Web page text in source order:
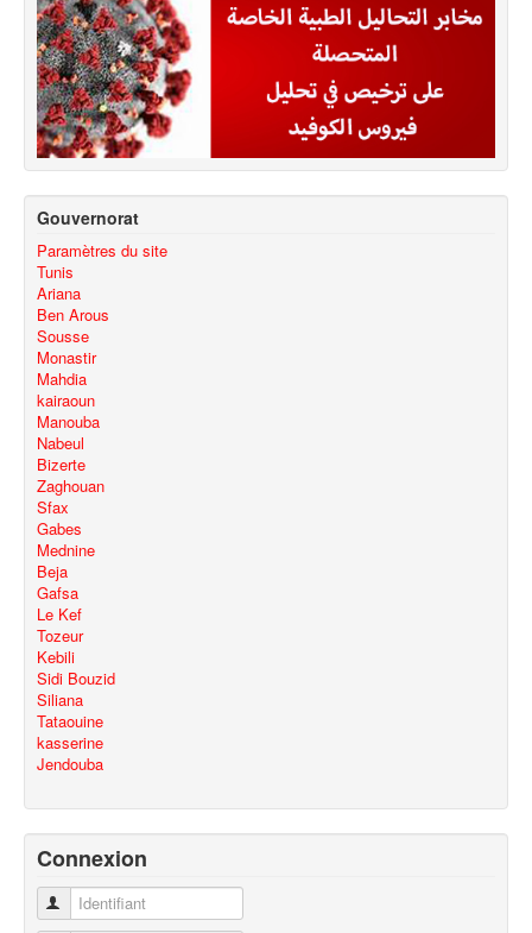
Gouvernorat
Paramètres du site
Tunis
Ariana
Ben Arous
Sousse
Monastir
Mahdia
kairaoun
Manouba
Nabeul
Bizerte
Zaghouan
Sfax
Gabes
Mednine
Beja
Gafsa
Le Kef
Tozeur
Kebili
Sidi Bouzid
Siliana
Tataouine
kasserine
Jendouba
Connexion
Identifiant